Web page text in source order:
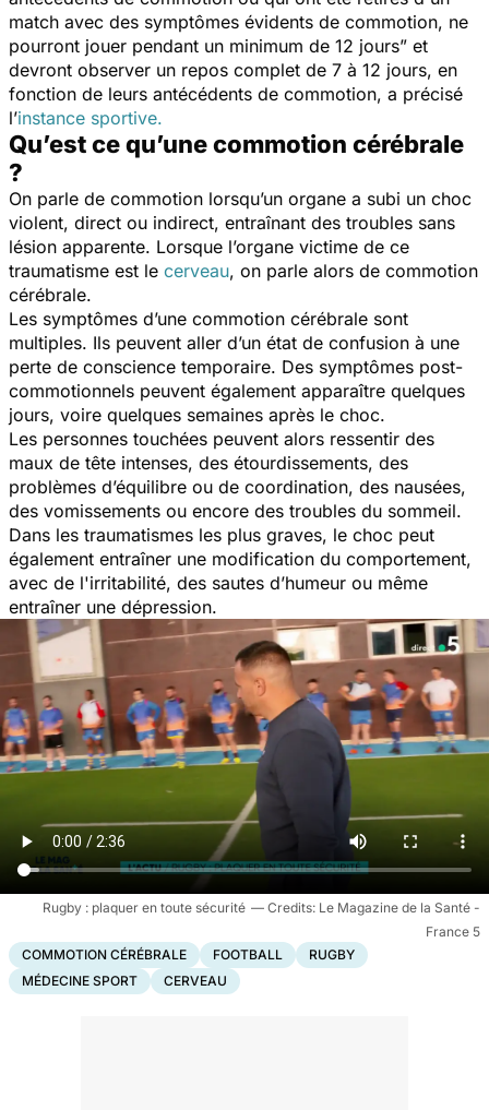
match avec des symptômes évidents de commotion, ne
pourront jouer pendant un minimum de 12 jours” et
devront observer un repos complet de 7 à 12 jours, en
fonction de leurs antécédents de commotion, a précisé
l’instance sportive.
Qu’est ce qu’une commotion cérébrale
?
On parle de commotion lorsqu’un organe a subi un choc
violent, direct ou indirect, entraînant des troubles sans
lésion apparente. Lorsque l’organe victime de ce
traumatisme est le cerveau, on parle alors de commotion
cérébrale.
Les symptômes d’une commotion cérébrale sont
multiples. Ils peuvent aller d’un état de confusion à une
perte de conscience temporaire. Des symptômes post-
commotionnels peuvent également apparaître quelques
jours, voire quelques semaines après le choc.
Les personnes touchées peuvent alors ressentir des
maux de tête intenses, des étourdissements, des
problèmes d’équilibre ou de coordination, des nausées,
des vomissements ou encore des troubles du sommeil.
Dans les traumatismes les plus graves, le choc peut
également entraîner une modification du comportement,
avec de l'irritabilité, des sautes d’humeur ou même
entraîner une dépression.
Rugby : plaquer en toute sécurité
Le Magazine de la Santé -
France 5
COMMOTION CÉRÉBRALE
FOOTBALL
RUGBY
MÉDECINE SPORT
CERVEAU